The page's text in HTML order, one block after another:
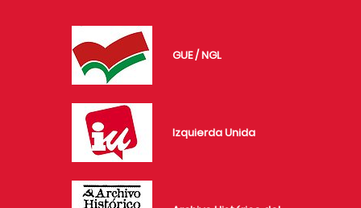
GUE / NGL
Izquierda Unida